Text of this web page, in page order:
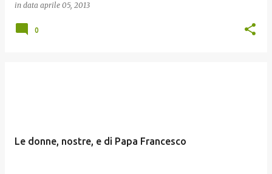
in data aprile 05, 2013
0
Le donne, nostre, e di Papa Francesco